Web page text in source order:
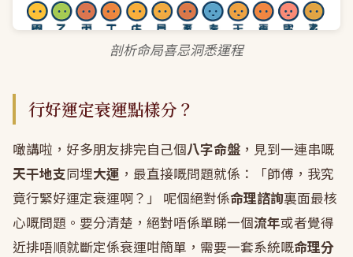
剖析命局喜忌洞悉運程
行好運定衰運點樣分？
噉講啦，好多朋友排完自己個八字命盤 ，見到一連串嘅
天干地支同埋大運 ，最直接嘅問題就係：「師傅，我究
竟行緊好運定衰運啊？」 呢個絕對係命理諮詢裏面最核
心嘅問題。要分清楚，絕對唔係單睇一個流年或者覺得
近排唔順就斷定係衰運咁簡單，需要一套系統嘅命理分